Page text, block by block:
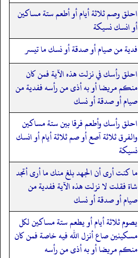
احلق وصم ثلاثة أيام أو أطعم ستة مساكين
أو انسك نسيكة
فدية من صيام أو صدقة أو نسك ما تيسر
احلق رأسك في نزلت هذه الآية فمن كان
منكم مريضا أو به أذى من رأسه ففدية من
صيام أو صدقة أو نسك
احلق رأسك وأطعم فرقا بين ستة مساكين
والفرق ثلاثة آصع أو صم ثلاثة أيام أو انسك
نسيكة
ما كنت أرى أن الجهد بلغ منك ما أرى أتجد
شاة فقلت لا نزلت هذه الآية ففدية من
صيام أو صدقة أو نسك
يصوم ثلاثة أيام أو يطعم ستة مساكين لكل
مسكينين صاع أنزل الله فيه خاصة فمن كان
منكم مريضا أو به أذى من رأسه